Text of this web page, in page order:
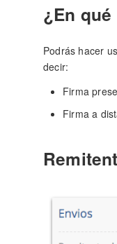
¿En
Podrás hacer
decir:
Firma
Firma a